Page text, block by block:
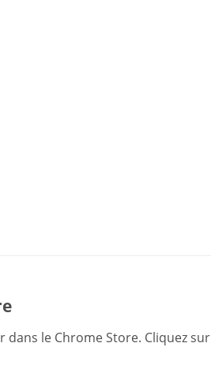
dans le Chrome Store. Cliquez sur